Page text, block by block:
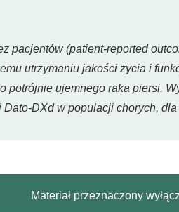
pacjentów (patient-reported
utrzymaniu jakości życia i
potrójnie ujemnego raka piersi.
DXd w populacji chorych,
Materiał przeznaczony